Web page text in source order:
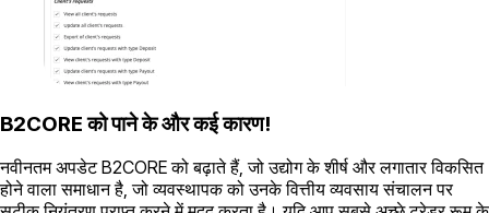
B2CORE को पाने के और कई कारण!
नवीनतम अपडेट B2CORE को बढ़ाते हैं, जो उद्योग के शीर्ष और लगातार विकसित
होने वाला समाधान है, जो व्यवस्थापक को उनके वित्तीय व्यवसाय संचालन पर